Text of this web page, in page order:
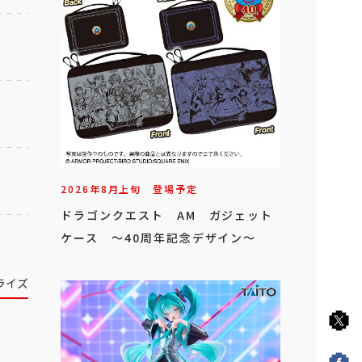
イズ
2026年8月上旬 登場予定
ドラゴンクエスト AM ガジェット
ケース ～40周年記念デザイン～